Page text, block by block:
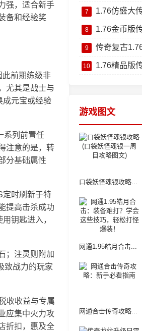
强，适合新手
备和经验奖
此前期练级非
尤其是战士与
成元宝或经验
系列前置任
注意的是，转
分基础属性
定时刷新于特
提高击杀成功
钥匙进入，
；注灵则附加
致战力的玩家
收收益与专属
应集中火力攻
折扣，惠及全
7 1.76仿盛大传奇私服
8 1.76金币版传奇私服
9 传奇复古1.76运十
10 1.76精品版传奇武
游戏图文
口袋妖怪魂银攻略...
网通1.95皓月合击...
网通合击传奇攻略...